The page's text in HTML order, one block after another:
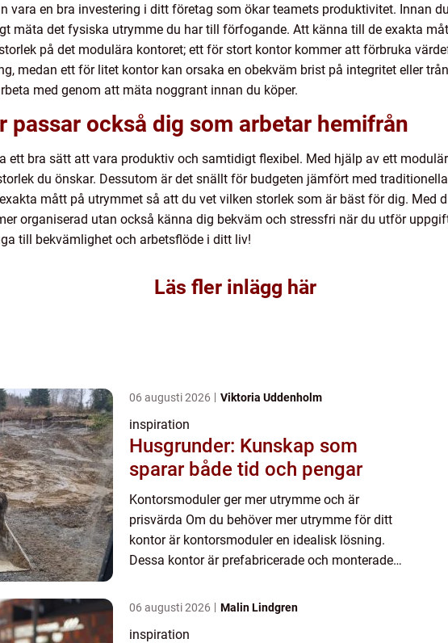
vara en bra investering i ditt företag som ökar teamets produktivitet. Innan
mäta det fysiska utrymme du har till förfogande. Att känna till de exakta
på det modulära kontoret; ett för stort kontor kommer att förbruka
medan ett för litet kontor kan orsaka en obekväm brist på integritet eller
med genom att mäta noggrant innan du köper.
passar också dig som arbetar hemifrån
ett bra sätt att vara produktiv och samtidigt flexibel. Med hjälp av ett
du önskar. Dessutom är det snällt för budgeten jämfört med
mått på utrymmet så att du vet vilken storlek som är bäst för dig. Med
organiserad utan också känna dig bekväm och stressfri när du utför
till bekvämlighet och arbetsflöde i ditt liv!
Läs fler inlägg här
06 augusti 2026 Viktoria Uddenholm
inspiration
Husgrunder: Kunskap som
sparar både tid och pengar
Kontorsmoduler ger mer utrymme och är
prisvärda Om du behöver mer utrymme för ditt
kontor är kontorsmoduler en idealisk lösning.
Dessa kontor är prefabricerade och monterade
06 augusti 2026 Malin Lindgren
inspiration